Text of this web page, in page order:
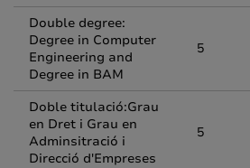
Double degree:
Degree in Computer
Engineering and
Degree in BAM
5
Doble titulació:Grau
en Dret i Grau en
Adminsitració i
Direcció d'Empreses
5